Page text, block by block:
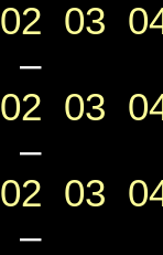
02 03
–
02 03
–
02 03
–